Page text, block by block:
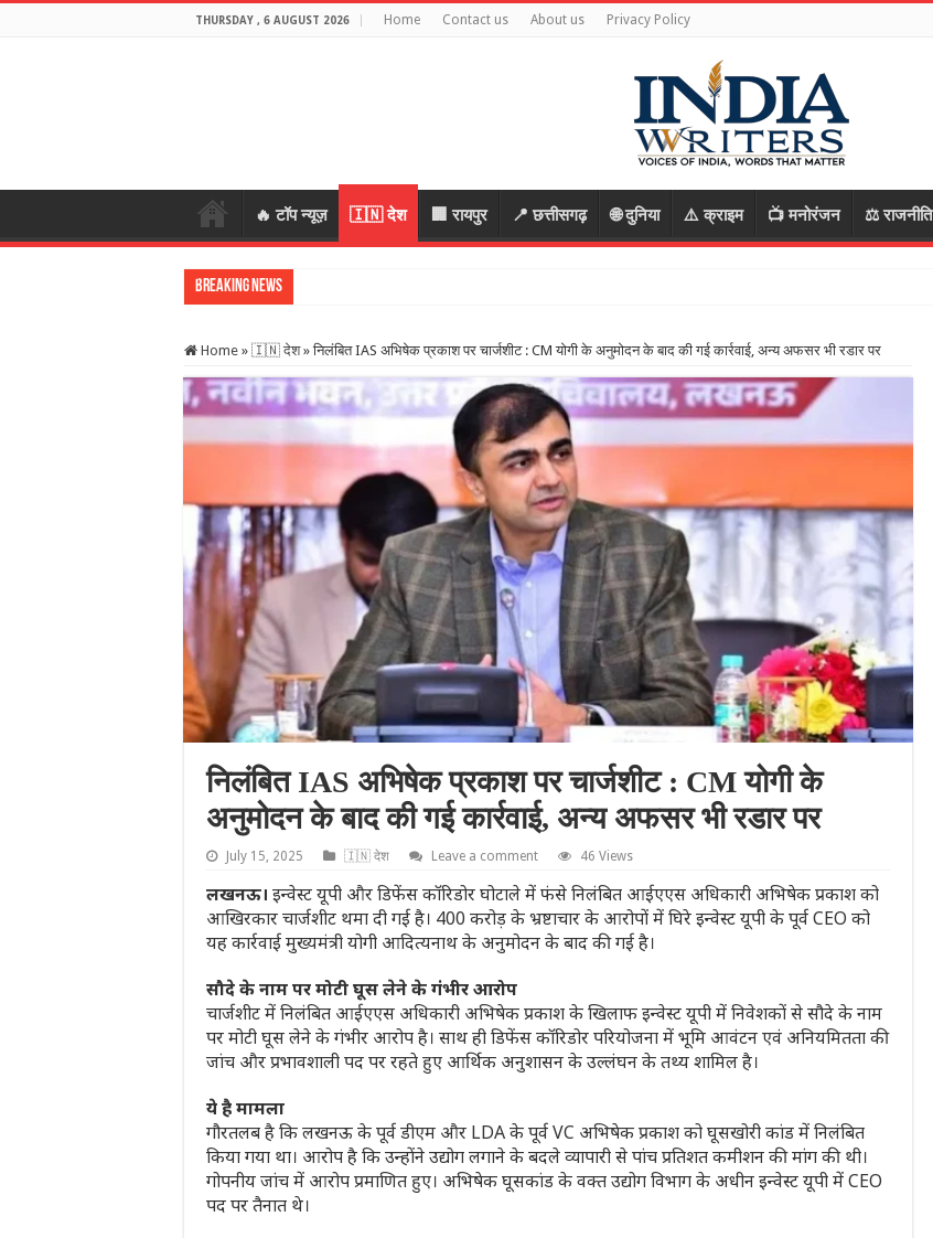
THURSDAY , 6 AUGUST 2026 Home Contact us About us Privacy Policy
🔥 टॉप न्यूज़ 🇮🇳 देश 🏢 रायपुर 📍 छत्तीसगढ़ 🌐 दुनिया ⚠️ क्राइम 📺 मनोरंजन ⚖️ राजनीति
Breaking News
Home » 🇮🇳 देश » निलंबित IAS अभिषेक प्रकाश पर चार्जशीट : CM योगी के अनुमोदन के बाद की गई कार्रवाई, अन्य अफसर भी रडार पर
निलंबित IAS अभिषेक प्रकाश पर चार्जशीट : CM योगी के
अनुमोदन के बाद की गई कार्रवाई, अन्य अफसर भी रडार पर
July 15, 2025 🇮🇳 देश Leave a comment 46 Views
लखनऊ। इन्वेस्ट यूपी और डिफेंस कॉरिडोर घोटाले में फंसे निलंबित आईएएस अधिकारी अभिषेक प्रकाश को
आखिरकार चार्जशीट थमा दी गई है। 400 करोड़ के भ्रष्टाचार के आरोपों में घिरे इन्वेस्ट यूपी के पूर्व CEO को
यह कार्रवाई मुख्यमंत्री योगी आदित्यनाथ के अनुमोदन के बाद की गई है।
सौदे के नाम पर मोटी घूस लेने के गंभीर आरोप
चार्जशीट में निलंबित आईएएस अधिकारी अभिषेक प्रकाश के खिलाफ इन्वेस्ट यूपी में निवेशकों से सौदे के नाम
पर मोटी घूस लेने के गंभीर आरोप है। साथ ही डिफेंस कॉरिडोर परियोजना में भूमि आवंटन एवं अनियमितता की
जांच और प्रभावशाली पद पर रहते हुए आर्थिक अनुशासन के उल्लंघन के तथ्य शामिल है।
ये है मामला
गौरतलब है कि लखनऊ के पूर्व डीएम और LDA के पूर्व VC अभिषेक प्रकाश को घूसखोरी कांड में निलंबित
किया गया था। आरोप है कि उन्होंने उद्योग लगाने के बदले व्यापारी से पांच प्रतिशत कमीशन की मांग की थी।
गोपनीय जांच में आरोप प्रमाणित हुए। अभिषेक घूसकांड के वक्त उद्योग विभाग के अधीन इन्वेस्ट यूपी में CEO
पद पर तैनात थे।